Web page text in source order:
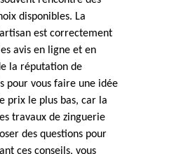
disponibles. La
est correctement
avis en ligne et en
la réputation de
pour vous faire une idée
prix le plus bas, car la
travaux de zinguerie
des questions pour
ces conseils, vous